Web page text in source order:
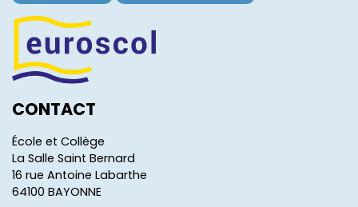
CONTACT
École et Collège
La Salle Saint Bernard
16 rue Antoine Labarthe
64100 BAYONNE